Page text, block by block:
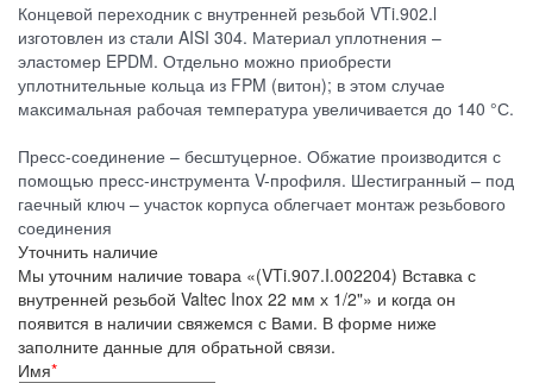
Концевой переходник с внутренней резьбой VTi.902.l
изготовлен из стали AISI 304. Материал уплотнения –
эластомер EPDM. Отдельно можно приобрести
уплотнительные кольца из FPM (витон); в этом случае
максимальная рабочая температура увеличивается до 140 °С.
Пресс-соединение – бесштуцерное. Обжатие производится с
помощью пресс-инструмента V-профиля. Шестигранный – под
гаечный ключ – участок корпуса облегчает монтаж резьбового
соединения
Уточнить наличие
Мы уточним наличие товара «(VTi.907.I.002204) Вставка с
внутренней резьбой Valtec Inox 22 мм х 1/2"» и когда он
появится в наличии свяжемся с Вами. В форме ниже
заполните данные для обратьной связи.
Имя*